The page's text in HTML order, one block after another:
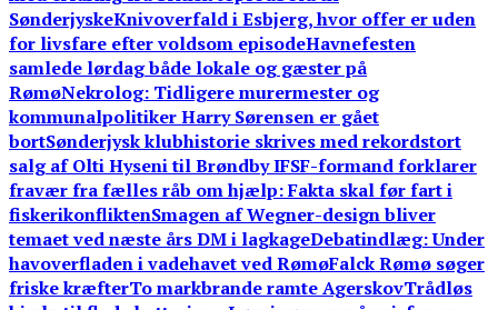
SønderjyskeKnivoverfald i Esbjerg, hvor offer er uden
for livsfare efter voldsom episodeHavnefesten
samlede lørdag både lokale og gæster på
RømøNekrolog: Tidligere murermester og
kommunalpolitiker Harry Sørensen er gået
bortSønderjysk klubhistorie skrives med rekordstort
salg af Olti Hyseni til Brøndby IFSF-formand forklarer
fravær fra fælles råb om hjælp: Fakta skal før fart i
fiskerikonfliktenSmagen af Wegner-design bliver
temaet ved næste års DM i lagkageDebatindlæg: Under
havoverfladen i vadehavet ved RømøFalck Rømø søger
friske kræfterTo markbrande ramte AgerskovTrådløs